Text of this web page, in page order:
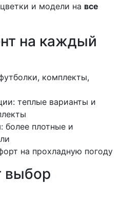
и модели на все
на каждый
комплекты,
теплые варианты и
плотные и
на прохладную погоду
выбор